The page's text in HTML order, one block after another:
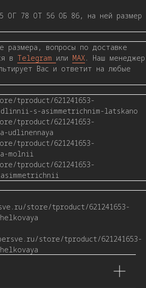
ОГ 78 ОТ 56 ОБ 86, на ней размер
размера, вопросы по доставке
в Telegram или MAX. Наш менеджер
Вас и ответит на любые
tproduct/621241653-
dlinnii-s-asimmetrichnim-latskano
tproduct/621241653-
udlinennaya
tproduct/621241653-
molnii
tproduct/621241653-
asimmetrichnii
store/tproduct/621241653-
store/tproduct/621241653-